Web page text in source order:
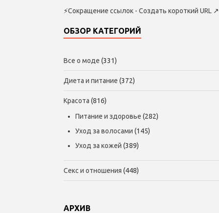
⚡Сокращение ссылок - Создать короткий URL ↗
ОБЗОР КАТЕГОРИЙ
Все о моде (331)
Диета и питание (372)
Красота (816)
Питание и здоровье (282)
Уход за волосами (145)
Уход за кожей (389)
Секс и отношения (448)
АРХИВ